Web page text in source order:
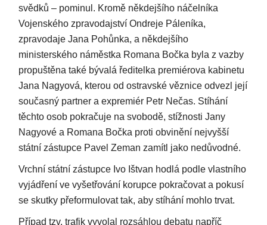
svědků – pominul. Kromě někdejšího náčelníka
Vojenského zpravodajství Ondreje Páleníka,
zpravodaje Jana Pohůnka, a někdejšího
ministerského náměstka Romana Bočka byla z vazby
propuštěna také bývalá ředitelka premiérova kabinetu
Jana Nagyová, kterou od ostravské věznice odvezl její
současný partner a expremiér Petr Nečas. Stíhání
těchto osob pokračuje na svobodě, stížnosti Jany
Nagyové a Romana Bočka proti obvinění nejvyšší
státní zástupce Pavel Zeman zamítl jako nedůvodné.
Vrchní státní zástupce Ivo Ištvan hodlá podle vlastního
vyjádření ve vyšetřování korupce pokračovat a pokusí
se skutky přeformulovat tak, aby stíhání mohlo trvat.
Případ tzv. trafik vyvolal rozsáhlou debatu napříč